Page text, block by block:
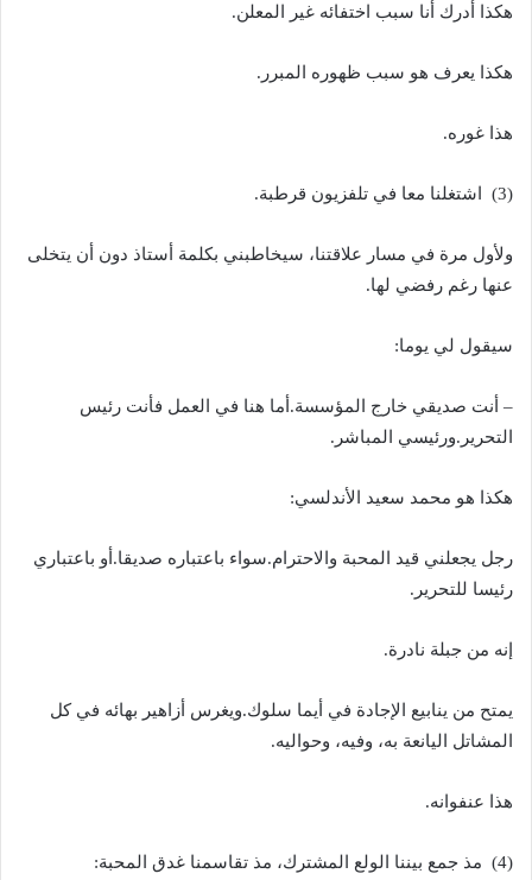
هكذا أدرك أنا سبب اختفائه غير المعلن.
هكذا يعرف هو سبب ظهوره المبرر.
هذا غوره.
(3) اشتغلنا معا في تلفزيون قرطبة.
ولأول مرة في مسار علاقتنا، سيخاطبني بكلمة أستاذ دون أن يتخلى
عنها رغم رفضي لها.
سيقول لي يوما:
– أنت صديقي خارج المؤسسة.أما هنا في العمل فأنت رئيس
التحرير.ورئيسي المباشر.
هكذا هو محمد سعيد الأندلسي:
رجل يجعلني قيد المحبة والاحترام.سواء باعتباره صديقا.أو باعتباري
رئيسا للتحرير.
إنه من جبلة نادرة.
يمتح من ينابيع الإجادة في أيما سلوك.ويغرس أزاهير بهائه في كل
المشاتل اليانعة به، وفيه، وحواليه.
هذا عنفوانه.
(4) مذ جمع بيننا الولع المشترك، مذ تقاسمنا غدق المحبة: